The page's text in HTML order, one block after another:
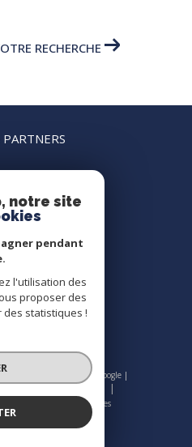
RECHERCHE
45 15 15
partners.com
France
sur
| Traduction powered by Google |
Cookies
notre site
pendant
l'utilisation des
proposer des
statistiques !